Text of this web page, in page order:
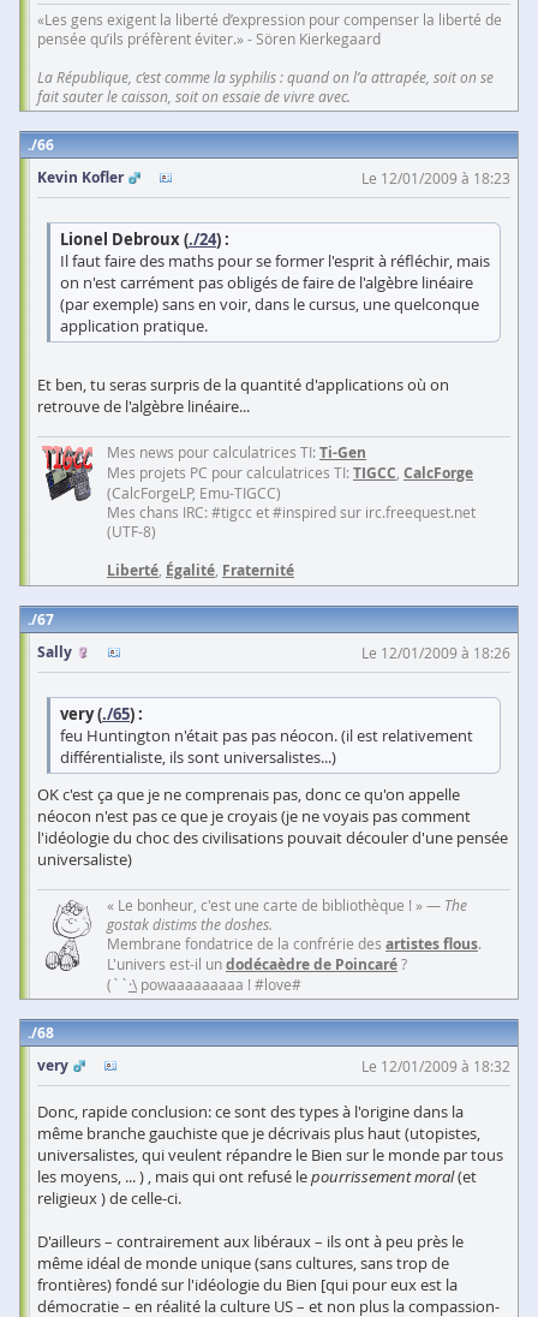
«Les gens exigent la liberté d’expression pour compenser la liberté de
pensée qu’ils préfèrent éviter.» - Sören Kierkegaard
La République, c’est comme la syphilis : quand on l’a attrapée, soit on se
fait sauter le caisson, soit on essaie de vivre avec.
66
Kevin Kofler
Le 12/01/2009 à 18:23
Lionel Debroux (./24) :
Il faut faire des maths pour se former l'esprit à réfléchir, mais
on n'est carrément pas obligés de faire de l'algèbre linéaire
(par exemple) sans en voir, dans le cursus, une quelconque
application pratique.
Et ben, tu seras surpris de la quantité d'applications où on
retrouve de l'algèbre linéaire...
Mes news pour calculatrices TI: Ti-Gen
Mes projets PC pour calculatrices TI: TIGCC CalcForge
(CalcForgeLP, Emu-TIGCC)
Mes chans IRC: #tigcc et #inspired sur irc.freequest.net
(UTF-8)
Liberté Égalité Fraternité
67
Sally
Le 12/01/2009 à 18:26
very (./65) :
feu Huntington n'était pas pas néocon. (il est relativement
différentialiste, ils sont universalistes...)
OK c'est ça que je ne comprenais pas, donc ce qu'on appelle
néocon n'est pas ce que je croyais (je ne voyais pas comment
l'idéologie du choc des civilisations pouvait découler d'une pensée
universaliste)
« Le bonheur, c'est une carte de bibliothèque ! » — The
gostak distims the doshes.
Membrane fondatrice de la confrérie des artistes flous.
L'univers est-il undodécaèdre de Poincaré?
(``·\ powaaaaaaaaa ! #love#
68
very
Le 12/01/2009 à 18:32
Donc, rapide conclusion: ce sont des types à l'origine dans la
même branche gauchiste que je décrivais plus haut (utopistes,
universalistes, qui veulent répandre le Bien sur le monde par tous
les moyens, ... ) , mais qui ont refusé lepourrissement moral(et
religieux ) de celle-ci.
D'ailleurs – contrairement aux libéraux – ils ont à peu près le
même idéal de monde unique (sans cultures, sans trop de
frontières) fondé sur l'idéologie du Bien [qui pour eux est la
démocratie – en réalité la culture US – et non plus la compassion-